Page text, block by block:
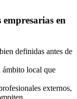
en
definidas antes de
ámbito local que
externos,